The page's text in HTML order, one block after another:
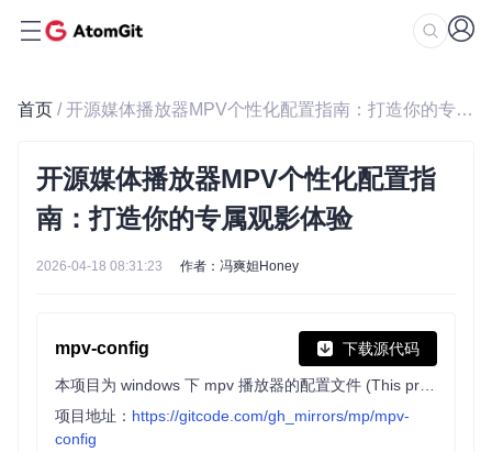
首页 / 开源媒体播放器MPV个性化配置指南：打造你的专属观影体验
开源媒体播放器MPV个性化配置指
南：打造你的专属观影体验
2026-04-18 08:31:23 作者：冯爽妲Honey
mpv-config 下载源代码
项目地址： https://gitcode.com/gh_mirrors/mp/mpv-
config